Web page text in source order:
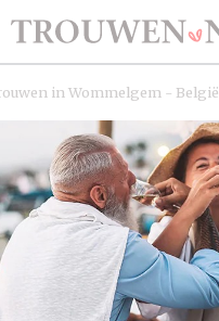
in Wommelgem - België